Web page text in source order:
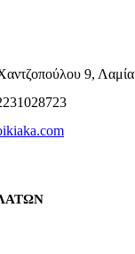
9, Λαμία